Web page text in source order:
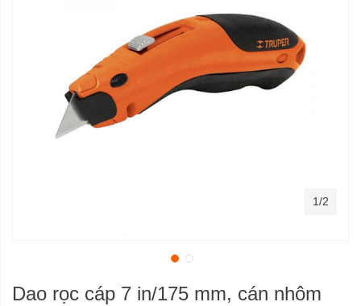
Dao rọc cáp 7 in/175 mm, cán nhôm
1/2